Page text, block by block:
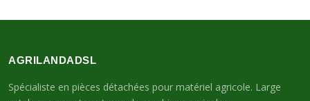
AGRILANDADSL
Spécialiste en pièces détachées pour matériel agricole. Large